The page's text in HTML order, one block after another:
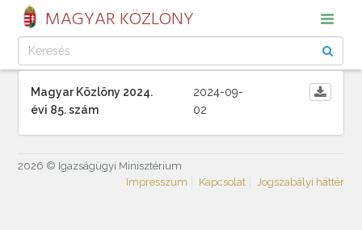
MAGYAR KÖZLÖNY
Magyar Közlöny 2024.
évi 85. szám
2024-09-
02
2026 © Igazságügyi Minisztérium
Impresszum
Kapcsolat Jogszabályi háttér